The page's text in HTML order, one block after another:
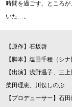
時間を過ごす。ところ
いた…。
【原作】石坂啓
【脚本】塩田千種（シナ
【出演】浅野温子、三
柴田理恵、川俣しのぶ
【プロデューサー】石